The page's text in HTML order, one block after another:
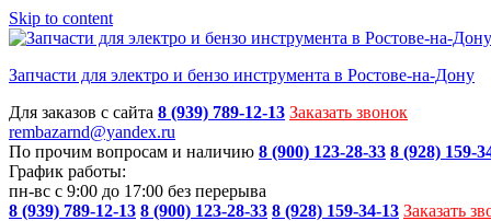
Skip to content
Запчасти для электро и бензо инструмента в Ростове-на-Дону
Для заказов с сайта 8 (939) 789-12-13 Заказать звонок
rembazarnd@yandex.ru
По прочим вопросам и наличию 8 (900) 123-28-33 8 (928) 159-
График работы:
пн-вс с 9:00 до 17:00 без перерыва
8 (939) 789-12-13 8 (900) 123-28-33 8 (928) 159-34-13 Заказать